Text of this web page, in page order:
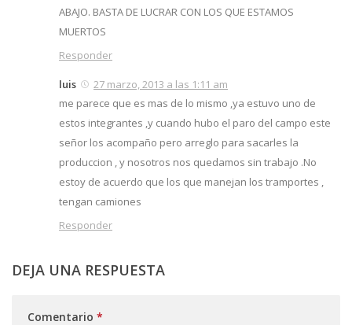
ABAJO. BASTA DE LUCRAR CON LOS QUE ESTAMOS
MUERTOS
Responder
luis
27 marzo, 2013 a las 1:11 am
me parece que es mas de lo mismo ,ya estuvo uno de
estos integrantes ,y cuando hubo el paro del campo este
señor los acompaño pero arreglo para sacarles la
produccion , y nosotros nos quedamos sin trabajo .No
estoy de acuerdo que los que manejan los tramportes ,
tengan camiones
Responder
DEJA UNA RESPUESTA
Comentario *